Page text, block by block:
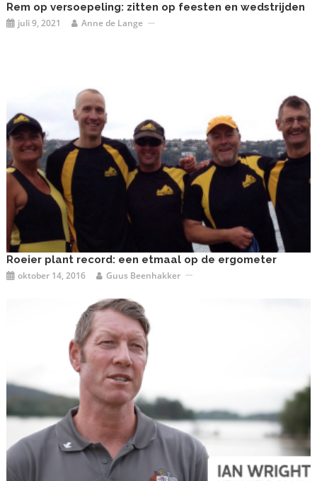
Rem op versoepeling: zitten op feesten en wedstrijden
juli 9, 2021 Anne de Lange
Roeier plant record: een etmaal op de ergometer
oktober 14, 2016 Guus Beenhakker